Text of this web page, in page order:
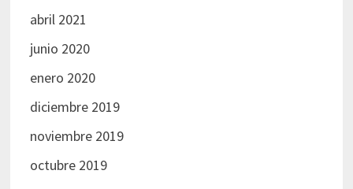
abril 2021
junio 2020
enero 2020
diciembre 2019
noviembre 2019
octubre 2019